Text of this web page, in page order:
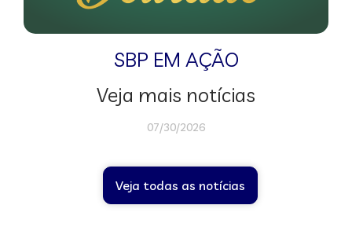
SBP EM AÇÃO
Veja mais notícias
07/30/2026
Veja todas as notícias